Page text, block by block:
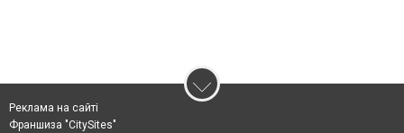
Реклама на сайті
Франшиза "CitySites"